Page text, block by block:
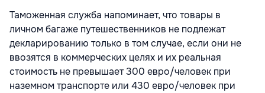
Таможенная служба напоминает, что товары в
личном багаже путешественников не подлежат
декларированию только в том случае, если они не
ввозятся в коммерческих целях и их реальная
стоимость не превышает 300 евро/человек при
наземном транспорте или 430 евро/человек при